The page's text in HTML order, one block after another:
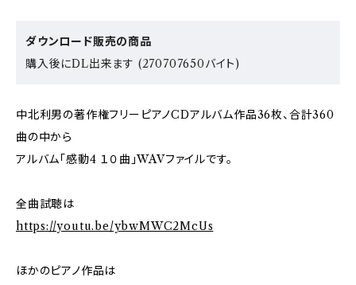
ダウンロード販売の商品
購入後にDL出来ます (270707650バイト)
中北利男の著作権フリーピアノCDアルバム作品36枚、合計360
曲の中から
アルバム「感動4 １０曲」WAVファイルです。
全曲試聴は
https://youtu.be/ybwMWC2McUs
ほかのピアノ作品は